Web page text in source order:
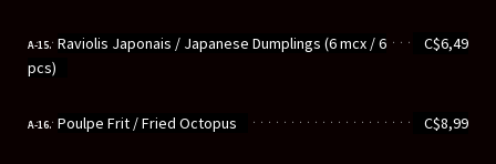
A-15. C$6,49
Raviolis Japonais / Japanese Dumplings (6 mcx / 6
pcs)
A-16. C$8,99
Poulpe Frit / Fried Octopus